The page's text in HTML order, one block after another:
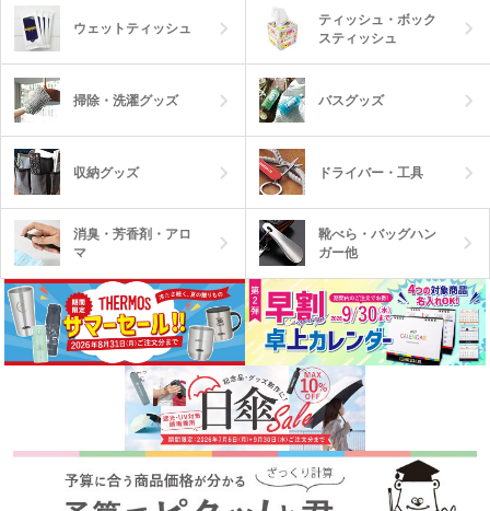
ウェットティッシュ
ティッシュ・ボック
スティッシュ
掃除・洗濯グッズ バスグッズ
収納グッズ ドライバー・工具
消臭・芳香剤・アロ
マ
靴べら・バッグハン
ガー他